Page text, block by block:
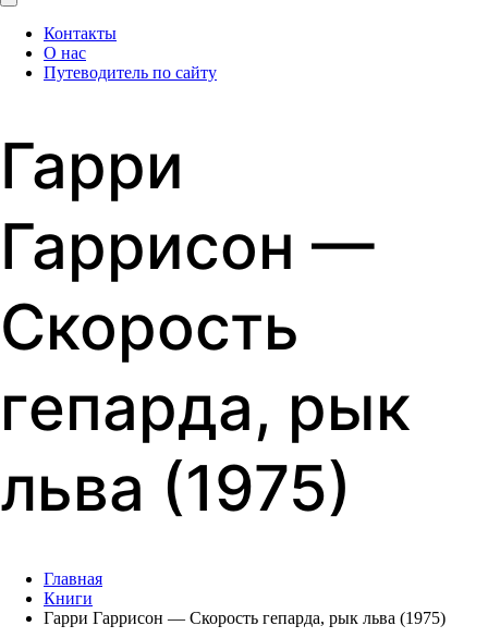
Контакты
О нас
Путеводитель по сайту
Гарри
Гаррисон —
Скорость
гепарда, рык
льва (1975)
Главная
Книги
Гарри Гаррисон — Скорость гепарда, рык льва (1975)